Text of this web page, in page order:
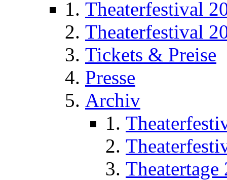
Theaterfestival
Theaterfestival
Tickets & Preise
Presse
Archiv
Theatertage